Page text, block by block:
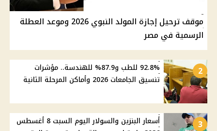
موقف ترحيل إجازة المولد النبوي 2026 وموعد العطلة
الرسمية في مصر
2
92.8% للطب و87.9% للهندسة.. مؤشرات
تنسيق الجامعات 2026 وأماكن المرحلة الثانية
3
أسعار البنزين والسولار اليوم السبت 8 أغسطس